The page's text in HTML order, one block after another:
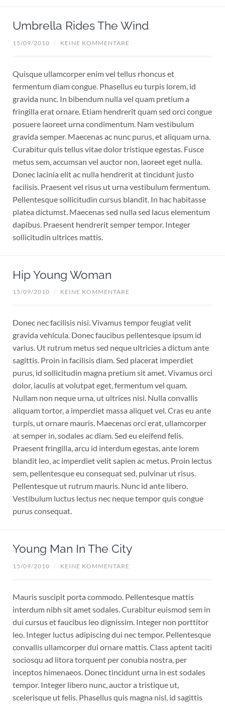
Umbrella Rides The Wind
15/09/2010 / KEINE KOMMENTARE
Quisque ullamcorper enim vel tellus rhoncus et
fermentum diam congue. Phasellus eu turpis lorem, id
gravida nunc. In bibendum nulla vel quam pretium a
fringilla erat ornare. Etiam hendrerit quam sed orci congue
posuere laoreet urna condimentum. Nam vestibulum
gravida semper. Maecenas ac nunc purus, et aliquam urna.
Curabitur quis tellus vitae dolor tristique egestas. Fusce
metus sem, accumsan vel auctor non, laoreet eget nulla.
Donec lacinia elit ac nulla hendrerit at tincidunt justo
facilisis. Praesent vel risus ut urna vestibulum fermentum.
Pellentesque sollicitudin cursus blandit. In hac habitasse
platea dictumst. Maecenas sed nulla sed lacus elementum
dapibus. Praesent hendrerit semper tempor. Integer
sollicitudin ultrices mattis.
Hip Young Woman
15/09/2010 / KEINE KOMMENTARE
Donec nec facilisis nisi. Vivamus tempor feugiat velit
gravida vehicula. Donec faucibus pellentesque ipsum id
varius. Ut rutrum metus sed neque ultricies a dictum ante
sagittis. Proin in facilisis diam. Sed placerat imperdiet
purus, id sollicitudin magna pretium sit amet. Vivamus orci
dolor, iaculis at volutpat eget, fermentum vel quam.
Nullam non neque urna, ut ultrices nisi. Nulla convallis
aliquam tortor, a imperdiet massa aliquet vel. Cras eu ante
turpis, ut ornare mauris. Maecenas orci erat, ullamcorper
at semper in, sodales ac diam. Sed eu eleifend felis.
Praesent fringilla, arcu id interdum egestas, ante lorem
blandit leo, ac imperdiet velit sapien ac metus. Proin lectus
sem, pellentesque eu consequat sed, pulvinar ut risus.
Pellentesque ut rutrum mauris. Nunc id ante libero.
Vestibulum luctus lectus nec neque tempor quis congue
purus consequat.
Young Man In The City
15/09/2010 / KEINE KOMMENTARE
Mauris suscipit porta commodo. Pellentesque mattis
interdum nibh sit amet sodales. Curabitur euismod sem in
dui cursus et faucibus leo dignissim. Integer non porttitor
leo. Integer luctus adipiscing dui nec tempor. Pellentesque
convallis ullamcorper dui ornare mattis. Class aptent taciti
sociosqu ad litora torquent per conubia nostra, per
inceptos himenaeos. Donec tincidunt urna in est sodales
tempor. Integer libero nunc, auctor a tristique ut,
scelerisque ut felis. Phasellus quis magna nisl, id sagittis